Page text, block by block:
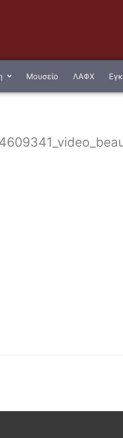
Μουσείο ΛΑΦΧ